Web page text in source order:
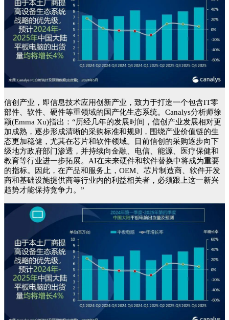
信创产业，即信息技术应用创新产业，致力于打造一个包含IT零
部件、软件、硬件等重领域的国产化生态系统。Canalys分析师徐
颖(Emma Xu)指出：“历经几年的发展时间，信创产业发展相对更
加成熟，逐步形成清晰的采购标准和规则，围绕产业价值链的生
态更加稳健，尤其在芯片和软件领域。目前信创的采购逐步向下
级地方政府部门渗透，并持续向金融、电信、能源、医疗保健和
教育等行业进一步拓展。AI在未来硬件和软件替换中将成为重要
的指标。因此，在产品和服务上，OEM、芯片制造商、软件开发
商和基础设施提供商等行业内的利益相关者，必须跟上这一新兴
趋势才能保持竞争力。”